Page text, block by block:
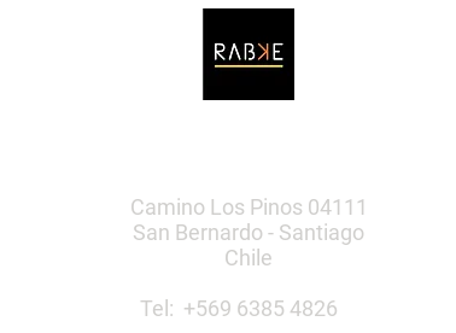
Camino Los Pinos 04111
San Bernardo - Santiago
Chile
Tel: +569 6385 4826